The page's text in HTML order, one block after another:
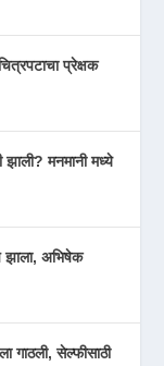
प्रेक्षक
मनमानी मध्ये
झाला, अभिषेक
गाठली, सेल्फीसाठी